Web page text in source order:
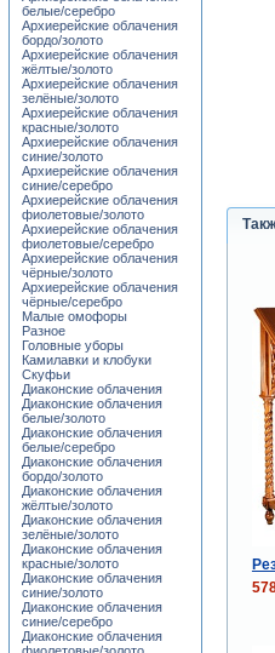
белые/серебро
Архиерейские облачения
бордо/золото
Архиерейские облачения
жёлтые/золото
Архиерейские облачения
зелёные/золото
Архиерейские облачения
красные/золото
Архиерейские облачения
синие/золото
Архиерейские облачения
синие/серебро
Архиерейские облачения
фиолетовые/золото
Архиерейские облачения
фиолетовые/серебро
Архиерейские облачения
чёрные/золото
Архиерейские облачения
чёрные/серебро
Малые омофоры
Разное
Головные уборы
Камилавки и клобуки
Скуфьи
Диаконские облачения
Диаконские облачения
белые/золото
Диаконские облачения
белые/серебро
Диаконские облачения
бордо/золото
Диаконские облачения
жёлтые/золото
Диаконские облачения
зелёные/золото
Диаконские облачения
красные/золото
Диаконские облачения
синие/золото
Диаконские облачения
синие/серебро
Диаконские облачения